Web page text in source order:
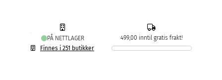
PÅ NETTLAGER
Finnes i 251 butikker
499,00 inntil gratis frakt!